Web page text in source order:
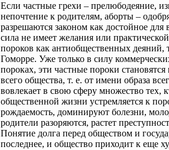
Если частные грехи – прелюбодеяние,
непочтение к родителям, аборты –
разрешаются законом как достойное
сила не имеет желания или
пороков как антиобщественных
Гоморре. Уже только в силу
пороках, эти частные пороки
всего общества, т. е. от имени образа
вовлекает в свою сферу множество тех,
общественной жизни устремляется к
рождаемость, доминируют болезни,
родители разоряются, растет
Понятие долга перед обществом и
последнее, и общество приходит к еще